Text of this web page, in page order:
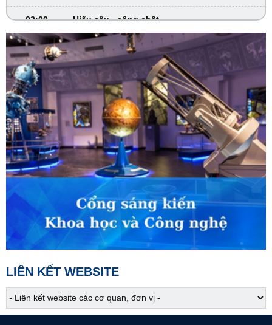
02:00
Hiểu sâu - sống chất
Chơi sinh vật cảnh - Đừng để phạm pháp
02:30
Khám phá Việt Nam
Người Mông giữa mây ngàn Lai Châu
02:45
VTV Sống khỏe
Rối loạn TIC: Hiểu để chữa lành
03:30
Phim truyện
Người một nhà - Tập 5
Phim truyện
Người một nhà - Tập 6
05:05
S - Việt Nam
Hành trình khám phá vịnh Bái Tử Long
05:10
Hành trình khởi nghiệp
Chào buổi sáng
LIÊN KẾT WEBSITE